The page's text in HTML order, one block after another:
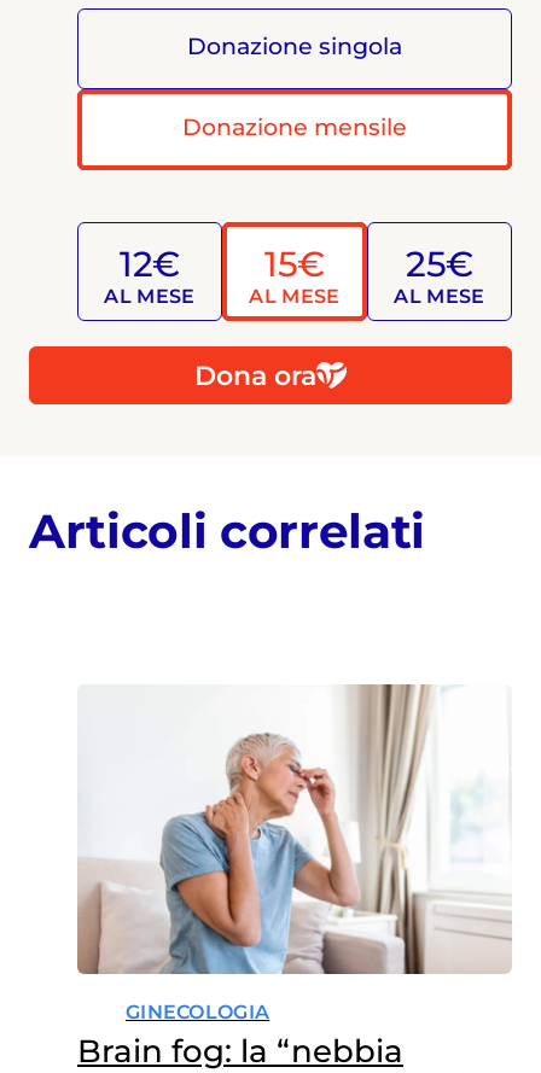
Donazione singola
Donazione mensile
12€
AL MESE
15€
AL MESE
25€
AL MESE
Dona ora
Articoli correlati
GINECOLOGIA
Brain fog: la “nebbia